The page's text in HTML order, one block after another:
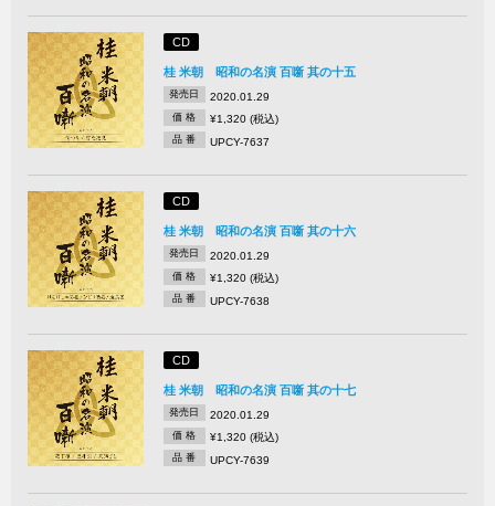
CD
桂 米朝 昭和の名演 百噺 其の十五
発売日 2020.01.29
価 格 ¥1,320 (税込)
品 番 UPCY-7637
CD
桂 米朝 昭和の名演 百噺 其の十六
発売日 2020.01.29
価 格 ¥1,320 (税込)
品 番 UPCY-7638
CD
桂 米朝 昭和の名演 百噺 其の十七
発売日 2020.01.29
価 格 ¥1,320 (税込)
品 番 UPCY-7639